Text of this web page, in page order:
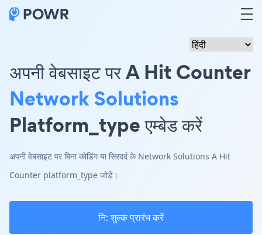
अपनी वेबसाइट पर A Hit Counter
Network Solutions
Platform_type एम्बेड करें
अपनी वेबसाइट पर बिना कोडिंग या सिरदर्द के Network Solutions A Hit
Counter platform_type जोड़ें।
नि: शुल्क प्रारंभ करें